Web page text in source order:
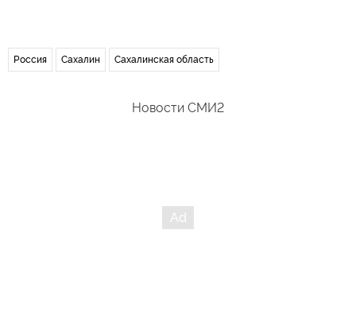
Россия Сахалин Сахалинская область
Новости СМИ2